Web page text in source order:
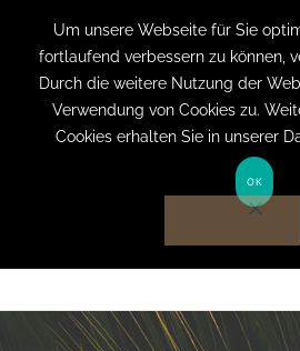
+49 (0) 151 19079060
bertram.de
Anmelden auf Website
Um unsere Webseite für Sie
fortlaufend verbessern zu können,
Durch die weitere Nutzung der
Verwendung von Cookies zu.
Cookies erhalten Sie in unserer
OK